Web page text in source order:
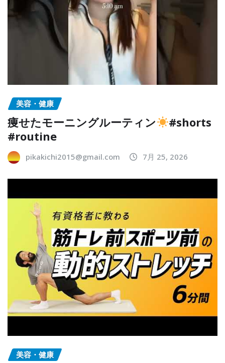
美容・健康
痩せたモーニングルーティン
#shorts
#routine
pikakichi2015@gmail.com 7月 25, 2026
美容・健康